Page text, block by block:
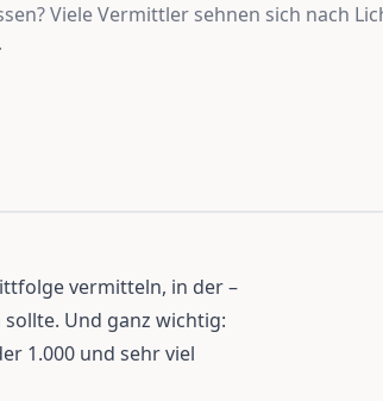
Viele Vermittler sehnen sich nach
vermitteln, in der –
Und ganz wichtig:
1.000 und sehr viel